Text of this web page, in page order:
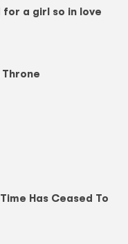
a girl so in love
Has Ceased To